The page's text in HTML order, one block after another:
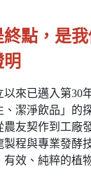
點，是
以來已邁入第30
、潔淨飲品」的
農友契作到工廠
製程與專業發酵
有效、純粹的植